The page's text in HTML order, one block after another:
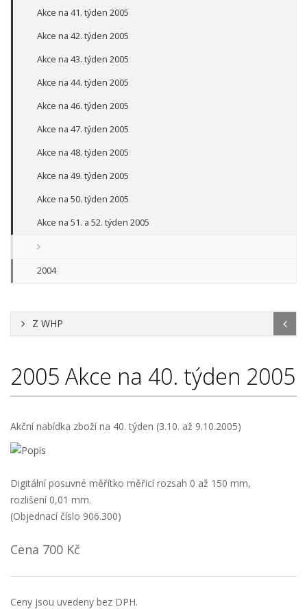
Akce na 41. týden 2005
Akce na 42. týden 2005
Akce na 43. týden 2005
Akce na 44. týden 2005
Akce na 46. týden 2005
Akce na 47. týden 2005
Akce na 48. týden 2005
Akce na 49. týden 2005
Akce na 50. týden 2005
Akce na 51. a 52. týden 2005
2004
Z WHP
2005 Akce na 40. týden 2005
Akční nabídka zboží na 40. týden (3.10. až 9.10.2005)
Digitální posuvné měřítko měřicí rozsah 0 až 150 mm,
rozlišení 0,01 mm.
(Objednací číslo 906.300)
Cena 700 Kč
Ceny jsou uvedeny bez DPH.